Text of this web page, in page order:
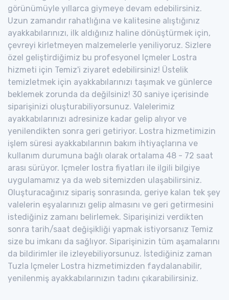
görünümüyle yıllarca giymeye devam edebilirsiniz.
Uzun zamandır rahatlığına ve kalitesine alıştığınız
ayakkabılarınızı, ilk aldığınız haline dönüştürmek için,
çevreyi kirletmeyen malzemelerle yeniliyoruz. Sizlere
özel geliştirdiğimiz bu profesyonel Içmeler Lostra
hizmeti için Temiz'i ziyaret edebilirsiniz! Üstelik
temizletmek için ayakkabılarınızı taşımak ve günlerce
beklemek zorunda da değilsiniz! 30 saniye içerisinde
siparişinizi oluşturabiliyorsunuz. Valelerimiz
ayakkabılarınızı adresinize kadar gelip alıyor ve
yenilendikten sonra geri getiriyor. Lostra hizmetimizin
işlem süresi ayakkabılarının bakım ihtiyaçlarına ve
kullanım durumuna bağlı olarak ortalama 48 - 72 saat
arası sürüyor. Içmeler lostra fiyatları ile ilgili bilgiye
uygulamamız ya da web sitemizden ulaşabilirsiniz.
Oluşturacağınız sipariş sonrasında, geriye kalan tek şey
valelerin eşyalarınızı gelip almasını ve geri getirmesini
istediğiniz zamanı belirlemek. Siparişinizi verdikten
sonra tarih/saat değişikliği yapmak istiyorsanız Temiz
size bu imkanı da sağlıyor. Siparişinizin tüm aşamalarını
da bildirimler ile izleyebiliyorsunuz. İstediğiniz zaman
Tuzla Içmeler Lostra hizmetimizden faydalanabilir,
yenilenmiş ayakkabılarınızın tadını çıkarabilirsiniz.